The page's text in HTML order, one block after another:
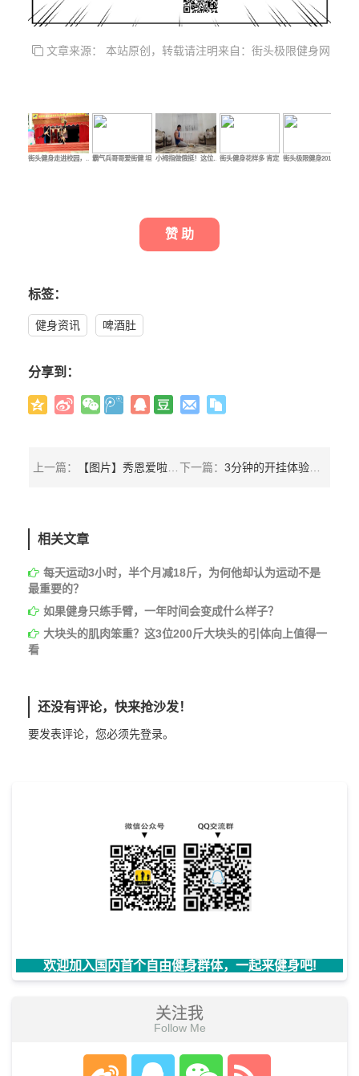
文章来源： 本站原创，转载请注明来自：街头极限健身网
街头健身走进校园，… 霸气兵哥哥爱街健 坦…小拇指做俄挺！这位…街头健身花样多 肯定…街头极限健身2017年5…
赞 助
标签：
健身资讯 啤酒肚
分享到：
上一篇： 【图片】秀恩爱啦！Frank Medrano和他漂亮女友的各种合照 下一篇： 3分钟的开挂体验，一周最佳人类开挂集锦
相关文章
每天运动3小时，半个月减18斤，为何他却认为运动不是
最重要的？
如果健身只练手臂，一年时间会变成什么样子？
大块头的肌肉笨重？这3位200斤大块头的引体向上值得一
看
还没有评论，快来抢沙发！
要发表评论，您必须先登录。
欢迎加入国内首个自由健身群体，一起来健身吧!
关注我
Follow Me